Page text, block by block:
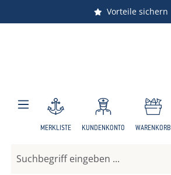
Zum Hauptinhalt springen
Vorteile sichern
MERKLISTE KUNDENKONTO WARENKORB